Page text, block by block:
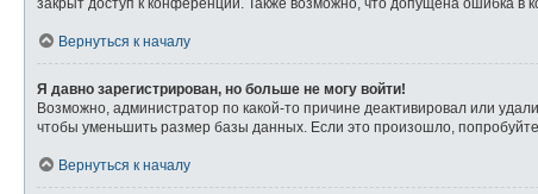
Вернуться к началу
Я давно зарегистрирован, но больше не могу войти!
Возможно, администратор по какой-то причине деактивировал или
чтобы уменьшить размер базы данных. Если это произошло, попробуйте
Вернуться к началу